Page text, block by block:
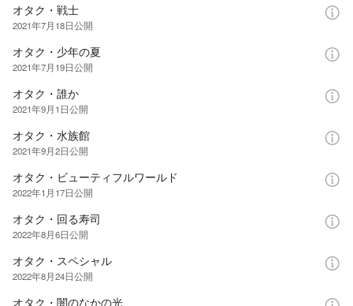
オタク・戦士
2021年7月18日公開
オタク・少年の夏
2021年7月19日公開
オタク・誰か
2021年9月1日公開
オタク・水族館
2021年9月2日公開
オタク・ビューティフルワールド
2022年1月17日公開
オタク・回る寿司
2022年8月6日公開
オタク・スペシャル
2022年8月24日公開
オタク・闇のなかの光